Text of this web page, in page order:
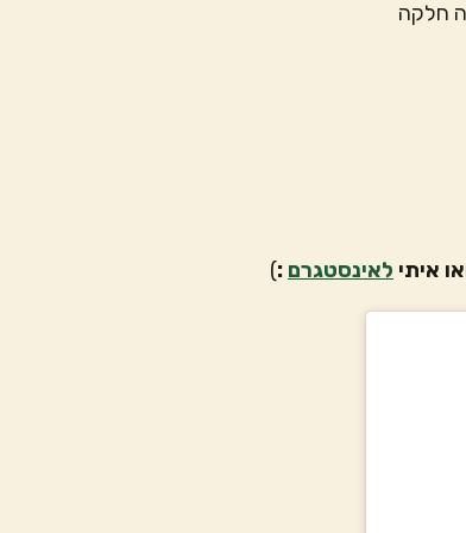
חלקה
איתי לאינסטגרם :
)